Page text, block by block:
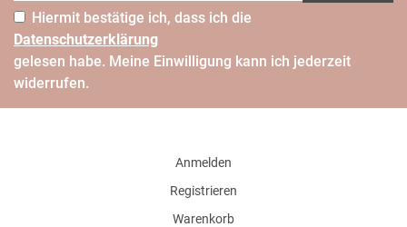
Hiermit bestätige ich, dass ich die
Daten­schutz­erklärung
gelesen habe. Meine Einwilligung kann ich jederzeit
widerrufen.
Anmelden
Registrieren
Warenkorb